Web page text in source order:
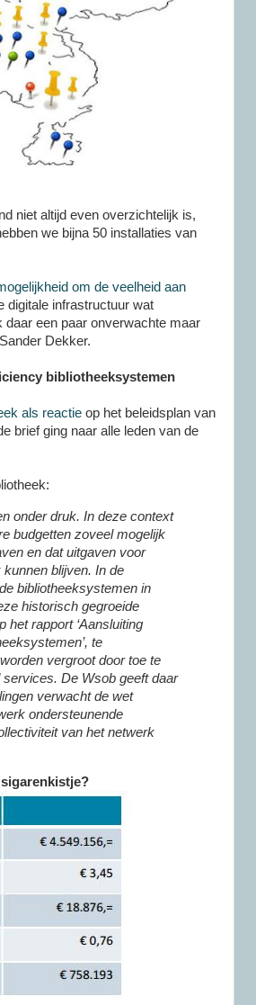
niet altijd even overzichtelijk is,
we bijna 50 installaties van
om de veelheid aan
digitale infrastructuur wat
een paar onverwachte maar
Dekker.
bibliotheeksystemen
als reactie op het beleidsplan van
brief ging naar alle leden van de
onder druk. In deze context
budgetten zoveel mogelijk
en dat uitgaven voor
blijven. In de
bibliotheeksystemen in
historisch gegroeide
het rapport ‘Aansluiting
te
vergroot door toe te
De Wsob geeft daar
verwacht de wet
ondersteunende
van het netwerk